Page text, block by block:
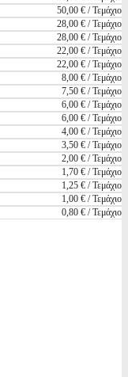
50,00 € / Τεμάχιο
28,00 € / Τεμάχιο
28,00 € / Τεμάχιο
22,00 € / Τεμάχιο
22,00 € / Τεμάχιο
8,00 € / Τεμάχιο
7,50 € / Τεμάχιο
6,00 € / Τεμάχιο
6,00 € / Τεμάχιο
4,00 € / Τεμάχιο
3,50 € / Τεμάχιο
2,00 € / Τεμάχιο
1,70 € / Τεμάχιο
1,25 € / Τεμάχιο
1,00 € / Τεμάχιο
0,80 € / Τεμάχιο